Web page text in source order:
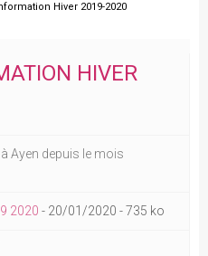
Hiver 2019-2020
HIVER
Ayen depuis le mois
2020 - 20/01/2020 -735 ko